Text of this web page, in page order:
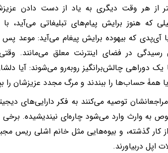
از هر وقت دیگری به یاد از دست دادن
که هنوز برایش پیام‌های تبلیغاتی می‌آید،
آی‌پدی که بیهوده برایش پیغام می‌آید: موعد
رسیدگی در فضای اینترنت معلق می‌مانند.
دوراهی چالش‌برانگیز روبه‌رو می‌شوند: آیا
حساب‌ها را ببندند و مرگ مجدد عزیزشان را
توصیه می‌کنند به فکر دارایی‌های
به وارث وارد می‌شود چاره‌ای نیندیشیده.
کار گذشته، و بیوه‌هایی مثل خانم اشلی ریس
اپل دربیاورند.